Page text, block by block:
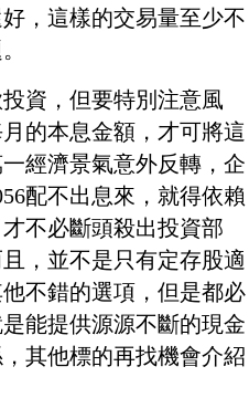
，這樣的交易量至少不
資，但要特別注意風
的本息金額，才可將這
經濟景氣意外反轉，企
配不出息來，就得依賴
不必斷頭殺出投資部
，並不是只有定存股適
不錯的選項，但是都必
能提供源源不斷的現金
其他標的再找機會介紹